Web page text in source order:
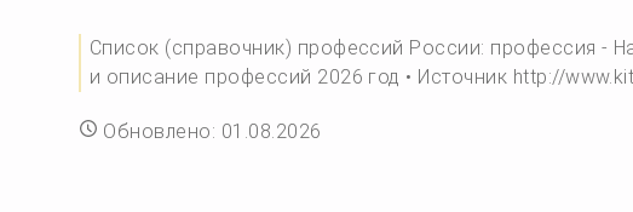
Список (справочник) профессий России: профессия -
и описание профессий 2026 год • Источник http://
Обновлено: 01.08.2026